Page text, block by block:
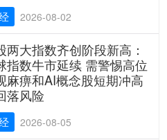
2026-08-02
两大指数齐创阶段新高：
指数牛市延续 需警惕高位
麻痹和AI概念股短期冲高
落风险
2026-08-05